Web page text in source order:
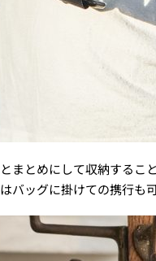
まとめにして収納するこ
バッグに掛けての携行も